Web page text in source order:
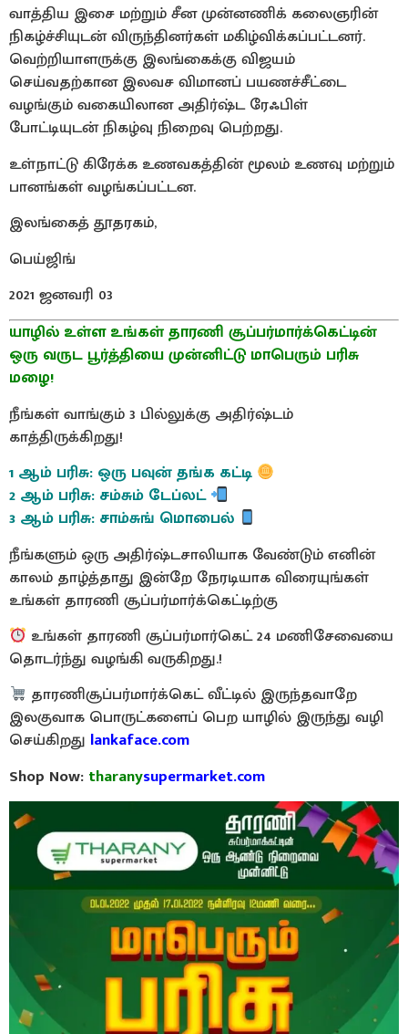
வாத்திய இசை மற்றும் சீன முன்னணிக் கலைஞரின்
நிகழ்ச்சியுடன் விருந்தினர்கள் மகிழ்விக்கப்பட்டனர்.
வெற்றியாளருக்கு இலங்கைக்கு விஜயம்
செய்வதற்கான இலவச விமானப் பயணச்சீட்டை
வழங்கும் வகையிலான அதிர்ஷ்ட ரேஃபிள்
போட்டியுடன் நிகழ்வு நிறைவு பெற்றது.
உள்நாட்டு கிரேக்க உணவகத்தின் மூலம் உணவு மற்றும்
பானங்கள் வழங்கப்பட்டன.
இலங்கைத் தூதரகம்,
பெய்ஜிங்
2021 ஜனவரி 03
யாழில் உள்ள உங்கள் தாரணி சூப்பர்மார்க்கெட்டின்
ஒரு வருட பூர்த்தியை முன்னிட்டு மாபெரும் பரிசு
மழை!
நீங்கள் வாங்கும் 3 பில்லுக்கு அதிர்ஷ்டம்
காத்திருக்கிறது!
1 ஆம் பரிசு: ஒரு பவுன் தங்க கட்டி
2 ஆம் பரிசு: சம்சும் டேப்லட்
3 ஆம் பரிசு: சாம்சுங் மொபைல்
நீங்களும் ஒரு அதிர்ஷ்டசாலியாக வேண்டும் எனின்
காலம் தாழ்த்தாது இன்றே நேரடியாக விரையுங்கள்
உங்கள் தாரணி சூப்பர்மார்க்கெட்டிற்கு
உங்கள் தாரணி சூப்பர்மார்கெட் 24 மணிசேவையை
தொடர்ந்து வழங்கி வருகிறது.!
தாரணிசூப்பர்மார்க்கெட் வீட்டில் இருந்தவாறே
இலகுவாக பொருட்களைப் பெற யாழில் இருந்து வழி
செய்கிறது lankaface.com
Shop Now: tharanysupermarket.com